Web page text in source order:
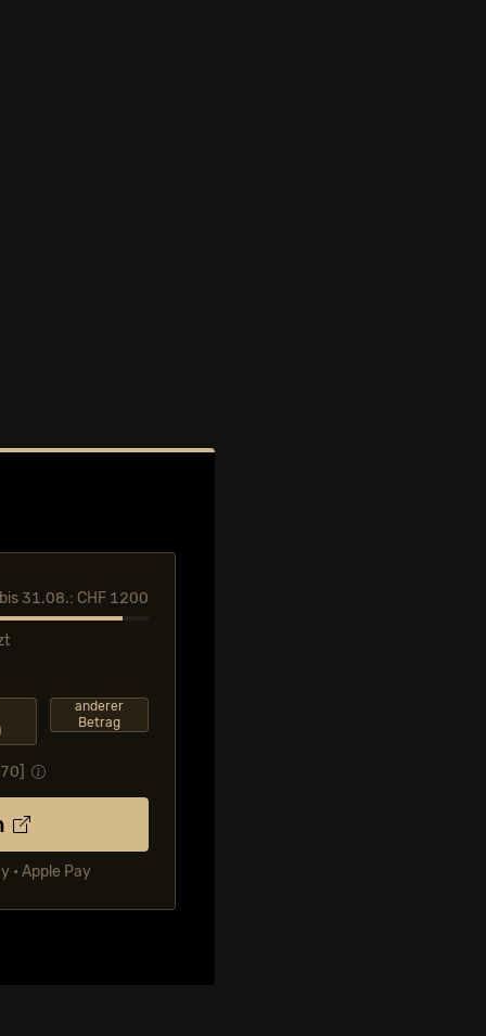
31.08.: CHF 1200
anderer
Betrag
• Apple Pay